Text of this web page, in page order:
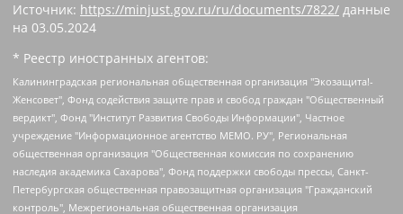
Источник: https://minjust.gov.ru/ru/documents/7822/ данные
на 03.05.2024
* Реестр иностранных агентов:
Калининградская региональная общественная организация "Экозащита!-Женсовет", Фонд содействия защите прав и свобод граждан "Общественный вердикт", Фонд "Институт Развития Свободы Информации", Частное учреждение "Информационное агентство МЕМО. РУ", Региональная общественная организация "Общественная комиссия по сохранению наследия академика Сахарова", Фонд поддержки свободы прессы, Санкт-Петербургская общественная правозащитная организация "Гражданский контроль", Межрегиональная общественная организация "Информационно-просветительский центр "Мемориал", Региональный Фонд "Центр Защиты Прав Средств Массовой Информации", с 05.12.2023 Фонд "Центр Защиты Прав Средств массовой информации", Региональная общественная благотворительная организация помощи беженцам и мигрантам "Гражданское содействие", Негосударственное образовательное учреждение дополнительного профессионального образования (повышение квалификации) специалистов "АКАДЕМИЯ ПО ПРАВАМ ЧЕЛОВЕКА", Свердловская региональная общественная организация "Сутяжник", Автономная некоммерческая организация "Центр независимых социологических исследований", Союз общественных объединений "Российский исследовательский центр по правам человека", Региональное общественное учреждение научно-информационный центр "МЕМОРИАЛ", Некоммерческая организация "Фонд защиты гласности", Автономная некоммерческая организация "Институт прав человека", Городская общественная организация "Екатеринбургское общество "МЕМОРИАЛ", Городская общественная организация "Рязанское историко-просветительское и правозащитное общество "Мемориал" (Рязанский Мемориал), Челябинский региональный орган общественной самодеятельности – женское общественное объединение "Женщины Евразии", Челябинский региональный орган общественной самодеятельности "Уральская правозащитная группа", Фонд содействия защите здоровья и социальной справедливости имени Андрея Рылькова, Автономная Некоммерческая Организация "Аналитический Центр Юрия Левады", Автономная некоммерческая организация социальной поддержки населения "Проект Апрель", Региональная общественная организация помощи женщинам и детям, находящимся в кризисной ситуации "Информационно-методический центр "Анна", Фонд содействия развитию массовых коммуникаций и правовому просвещению "Так-так-Так", Фонд содействия устойчивому развитию "Серебряная тайга", Свердловский региональный общественный фонд социальных проектов "Новое время", "Idel.Реалии", Кавказ.Реалии, Крым.Реалии, Телеканал Настоящее Время, Татаро-башкирская служба Радио Свобода (Azatliq Radiosi), Радио Свободная Европа/Радио Свобода (PCE/PC), "Сибирь.Реалии", "Фактограф", Благотворительный фонд помощи осужденным и их семьям, Автономная некоммерческая организация "Институт глобализации и социальных движений", Фонд "В защиту прав заключенных", Частное учреждение "Центр поддержки и содействия развитию средств массовой информации", Пензенский региональный общественный благотворительный фонд "Гражданский союз", "Север.Реалии", Некоммерческая организация Фонд "Правовая инициатива", Общество с ограниченной ответственностью "Радио Свободная Европа/Радио Свобода", Чешское информационное агентство "MEDIUM-ORIENT", Красноярская региональная общественная организация "Мы против СПИДа", Камалягин Денис Николаевич, Маркелов Сергей Евгеньевич, Пономарев Лев Александрович, Савицкая Людмила Алексеевна, Автономная некоммерческая организация "Центр по работе с проблемой насилия "НАСИЛИЮ.НЕТ", Межрегиональный профессиональный союз работников здравоохранения "Альянс врачей", Юридическое лицо, зарегистрированное в Латвийской Республике, SIA "Medusa Project" (регистрационный номер 40103797863, дата регистрации 10.06.2014), Некоммерческая организация "Фонд по борьбе с коррупцией", Автономная некоммерческая организация "Институт права и публичной политики", Баданин Роман Сергеевич, Гликин Максим Александрович, Железнова Мария Михайловна, Лукьянова Юлия Сергеевна, Маетная Елизавета Витальевна, Маняхин Петр Борисович, Чуракова Ольга Владимировна, Ярош Юлия Петровна, Юридическое лицо "The Insider SIA", зарегистрированное в Риге, Латвийская Республика (дата регистрации 26.06.2015), являющееся администратором доменного имени интернет-издания "The Insider SIA", https://theins.ru, Постернак Алексей Евгеньевич, Рубин Михаил Аркадьевич, Анин Роман Александрович, Юридическое лицо Istories fonds, зарегистрированное в Латвийской Республике (регистрационный номер 50008295751, дата регистрации 24.02.2020), Великовский Дмитрий Александрович, Долинина Ирина Николаевна, Мароховская Алеся Алексеевна, Шлейнов Роман Юрьевич, Шмагун Олеся Валентиновна, Общество с ограниченной ответственностью "Альтаир 2021", Общество с ограниченной ответственностью "Вега 2021", Общество с ограниченной ответственностью "Главный редактор 2021", Общество с ограниченной ответственностью "Ромашки монолит", Важенков Артем Валерьевич, Ивановская областная общественная организация "Центр гендерных исследований", Гурман Юрий Альбертович, Медиапроект "ОВД-Инфо", Егоров Владимир Владимирович, Жилинский Владимир Александрович, Общество с ограниченной ответственностью "ЗП", Иванова София Юрьевна, Карезина Инна Павловна, Кильтау Екатерина Викторовна, Петров Алексей Викторович, Пискунов Сергей Евгеньевич, Смирнов Сергей Сергеевич, Тихонов Михаил Сергеевич, Общество с ограниченной ответственностью "ЖУРНАЛИСТ-ИНОСТРАННЫЙ АГЕНТ", Арапова Галина Юрьевна, Вольтская Татьяна Анатольевна, Американская компания "Mason G.E.S. Anonymous Foundation" (США), являющаяся владельцем интернет-издания https://mnews.world/, Компания "Stichting Bellingcat", зарегистрированная в Нидерландах (дата регистрации 11.07.2018), Захаров Андрей Вячеславович, Клепиковская Екатерина Дмитриевна, Общество с ограниченной ответственностью "МЕМО", Перл Роман Александрович, Симонов Евгений Алексеевич, Соловьева Елена Анатольевна, Сотников Даниил Владимирович, Сурначева Елизавета Дмитриевна, Автономная некоммерческая организация по защите прав человека и информированию населения "Якутия – Наше Мнение", Общество с ограниченной ответственностью "Москоу диджитал медиа", с 26.01.2023 Общество с ограниченной ответственностью "Чайка Белые сады", Ветошкина Валерия Валерьевна, Заговора Максим Александрович, Межрегиональное общественное движение "Российская ЛГБТ - сеть", Оленичев Максим Владимирович, Павлов Иван Юрьевич, Скворцова Елена Сергеевна, Общество с ограниченной ответственностью "Как бы инагент", Кочетков Игорь Викторович, Общество с ограниченной ответственностью "Честные выборы", Еланчик Олег Александрович, Общество с ограниченной ответственностью "Нобелевский призыв", Гималова Регина Эмилевна, Григорьев Андрей Валерьевич, Григорьева Алина Александровна, Ассоциация по содействию защите прав призывников, альтернативнослужащих и военнослужащих "Правозащитная группа "Гражданин.Армия.Право", Хисамова Регина Фаритовна, Автономная некоммерческая организация по реализации социально-правовых программ "Лилит", Дальневосточное общественное движение "Маяк", Санкт-Петербургская ЛГБТ-инициативная группа "Выход", Инициативная группа ЛГБТ+ "Реверс", Алексеев Андрей Викторович, Бекбулатова Таисия Львовна, Беляев Иван Михайлович, Владыкина Елена Сергеевна, Гельман Марат Александрович, Никульшина Вероника Юрьевна, Толоконникова Надежда Андреевна, Шендерович Виктор Анатольевич, Общество с ограниченной ответственностью "Данное сообщение", Общество с ограниченной ответственностью Издательский дом "Новая глава", Айнбиндер Александра Александровна, Московский комьюнити-центр для ЛГБТ+инициатив, Благотворительный фонд развития филантропии, Deutsche Welle (Германия, Kurt-Schumacher-Strasse 3, 53113 Bonn), Борзунова Мария Михайловна, Воробьев Виктор Викторович, Голубева Анна Львовна, Константинова Алла Михайловна, Малкова Ирина Владимировна, Мурадов Мурад Абдулгалимович, Осетинская Елизавета Николаевна, Понасенков Евгений Николаевич, Ганапольский Матвей Юрьевич, Киселев Евгений Алексеевич, Борухович Ирина Григорьевна, Дремин Иван Тимофеевич, Дубровский Дмитрий Викторович, Красноярская региональная общественная организация поддержки и развития альтернативных образовательных технологий и межкультурных коммуникаций "ИНТЕРРА", Маяковская Екатерина Алексеевна, Фейгин Марк Захарович, Филимонов Андрей Викторович, Дзугкоева Регина Николаевна, Доброхотов Роман Александрович, Дудь Юрий Александрович, Елкин Сергей Владимирович, Кругликов Кирилл Игоревич, Сабунаева Мария Леонидовна, Семенов Алексей Владимирович, Шаинян Карен Багратович, Шульман Екатерина Михайловна, Асафьев Артур Валерьевич, Вахштайн Виктор Семенович, Венедиктов Алексей Алексеевич, Лушникова Екатерина Евгеньевна, Волков Леонид Михайлович, Невзоров Александр Глебович, Пархоменко Сергей Борисович, Сироткин Ярослав Николаевич, Кара-Мурза Владимир Владимирович, Баранова Наталья Владимировна, Гозман Леонид Яковлевич, Кагарлицкий Борис Юльевич, Климарев Михаил Валерьевич, Милов Владимир Станиславович, Автономная некоммерческая организация Краснодарский центр современного искусства "Типография", Моргенштерн Алишер Тагирович, Соболь Любовь Эдуардовна, Общество с ограниченной ответственностью "ЛИЗА НОРМ", Каспаров Гарри Кимович, Ходорковский Михаил Борисович, Общество с ограниченной ответственностью "Апрельские тезисы", Данилович Ирина Брониславовна, Кашин Олег Владимирович, Петров Николай Владимирович, Пивоваров Алексей Владимирович, Соколов Михаил Владимирович, Цветкова Юлия Владимировна, Чичваркин Евгений Александрович, Комитет против пыток/Команда против пыток, Общество с ограниченной ответственностью "Первый научный", Общество с ограниченной ответственностью "Вертолет и ко", Белоцерковская Вероника Борисовна, Кац Максим Евгеньевич, Лазарева Татьяна Юрьевна, Шаведдинов Руслан Табризович, Яшин Илья Валерьевич, Общество с ограниченной ответственностью "Иноагент ААВ", Алешковский Дмитрий Петрович, Альбац Евгения Марковна, Быков Дмитрий Львович, Галямина Юлия Евгеньевна, Лойко Сергей Леонидович, Мартынов Кирилл Константинович, Медведев Сергей Александрович, Крашенинников Федор Геннадиевич, Гордеева Катерина Вл